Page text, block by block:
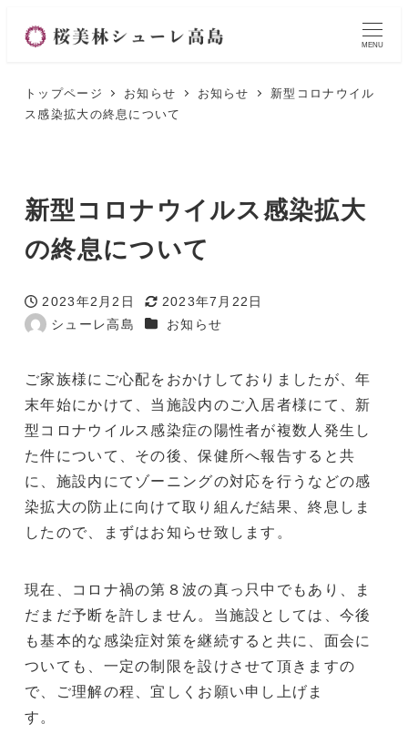
MENU
トップページ お知らせ お知らせ
新型コロナウイル
ス感染拡大の終息について
新型コロナウイルス感染拡大
の終息について
投稿日
2023年2月2日
更新日
2023年7月22日
著
シューレ高島 カテゴリー
お知らせ
ご家族様にご心配をおかけしておりましたが、年
末年始にかけて、当施設内のご入居者様にて、新
型コロナウイルス感染症の陽性者が複数人発生し
た件について、その後、保健所へ報告すると共
に、施設内にてゾーニングの対応を行うなどの感
染拡大の防止に向けて取り組んだ結果、終息しま
したので、まずはお知らせ致します。
現在、コロナ禍の第８波の真っ只中でもあり、ま
だまだ予断を許しません。当施設としては、今後
も基本的な感染症対策を継続すると共に、面会に
ついても、一定の制限を設けさせて頂きますの
で、ご理解の程、宜しくお願い申し上げま
す。